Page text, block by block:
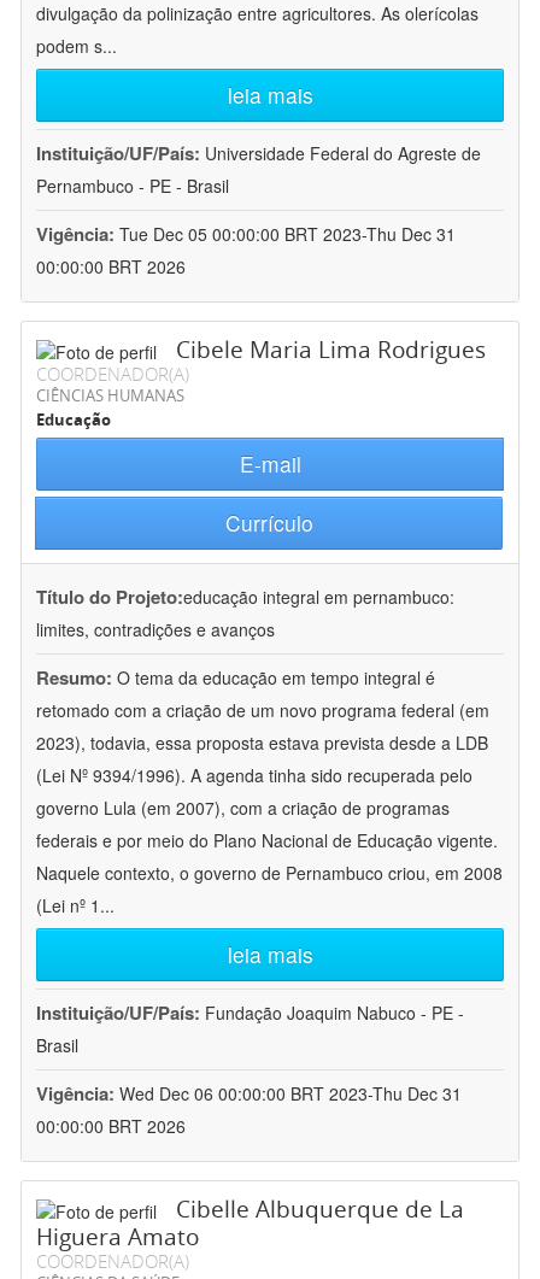
divulgação da polinização entre agricultores. As olerícolas
podem s...
leia mais
Instituição/UF/País: Universidade Federal do Agreste de
Pernambuco - PE - Brasil
Vigência: Tue Dec 05 00:00:00 BRT 2023-Thu Dec 31
00:00:00 BRT 2026
Cibele Maria Lima Rodrigues
COORDENADOR(A)
CIÊNCIAS HUMANAS
Educação
E-mail
Currículo
Título do Projeto:educação integral em pernambuco:
limites, contradições e avanços
Resumo: O tema da educação em tempo integral é
retomado com a criação de um novo programa federal (em
2023), todavia, essa proposta estava prevista desde a LDB
(Lei Nº 9394/1996). A agenda tinha sido recuperada pelo
governo Lula (em 2007), com a criação de programas
federais e por meio do Plano Nacional de Educação vigente.
Naquele contexto, o governo de Pernambuco criou, em 2008
(Lei nº 1 ...
leia mais
Instituição/UF/País: Fundação Joaquim Nabuco - PE -
Brasil
Vigência: Wed Dec 06 00:00:00 BRT 2023-Thu Dec 31
00:00:00 BRT 2026
Cibelle Albuquerque de La
Higuera Amato
COORDENADOR(A)